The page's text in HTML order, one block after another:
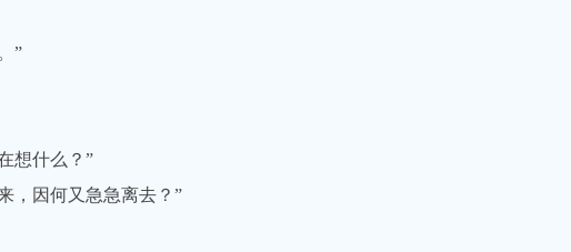
”
想什么？”
因何又急急离去？”